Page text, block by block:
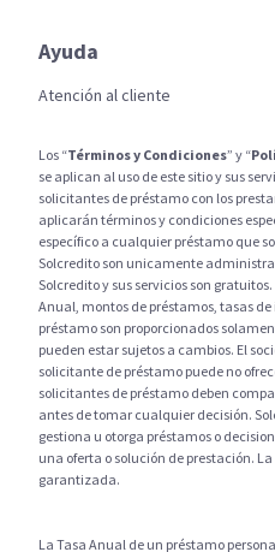
Ayuda
Atención al cliente
Los “Términos y Condiciones” y “
se aplican al uso de este sitio y sus
solicitantes de préstamo con los
aplicarán términos y condiciones
específico a cualquier préstamo que
Solcredito son unicamente
Solcredito y sus servicios son
Anual, montos de préstamos, tasas
préstamo son proporcionados
pueden estar sujetos a cambios. El
solicitante de préstamo puede no
solicitantes de préstamo deben
antes de tomar cualquier decisión.
gestiona u otorga préstamos o
una oferta o solución de prestación.
garantizada.
La Tasa Anual de un préstamo